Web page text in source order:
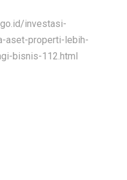
investasi-
aset-properti-lebih-
bisnis-112.html